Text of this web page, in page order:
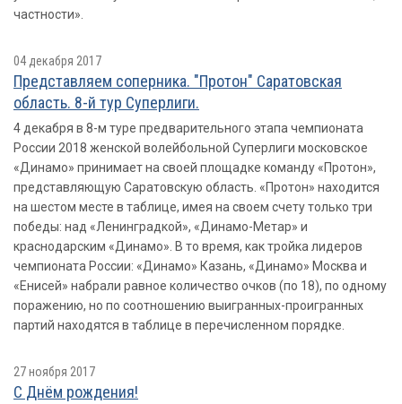
частности».
04 декабря 2017
Представляем соперника. "Протон" Саратовская
область. 8-й тур Суперлиги.
4 декабря в 8-м туре предварительного этапа чемпионата
России 2018 женской волейбольной Суперлиги московское
«Динамо» принимает на своей площадке команду «Протон»,
представляющую Саратовскую область. «Протон» находится
на шестом месте в таблице, имея на своем счету только три
победы: над «Ленинградкой», «Динамо-Метар» и
краснодарским «Динамо». В то время, как тройка лидеров
чемпионата России: «Динамо» Казань, «Динамо» Москва и
«Енисей» набрали равное количество очков (по 18), по одному
поражению, но по соотношению выигранных-проигранных
партий находятся в таблице в перечисленном порядке.
27 ноября 2017
С Днём рождения!